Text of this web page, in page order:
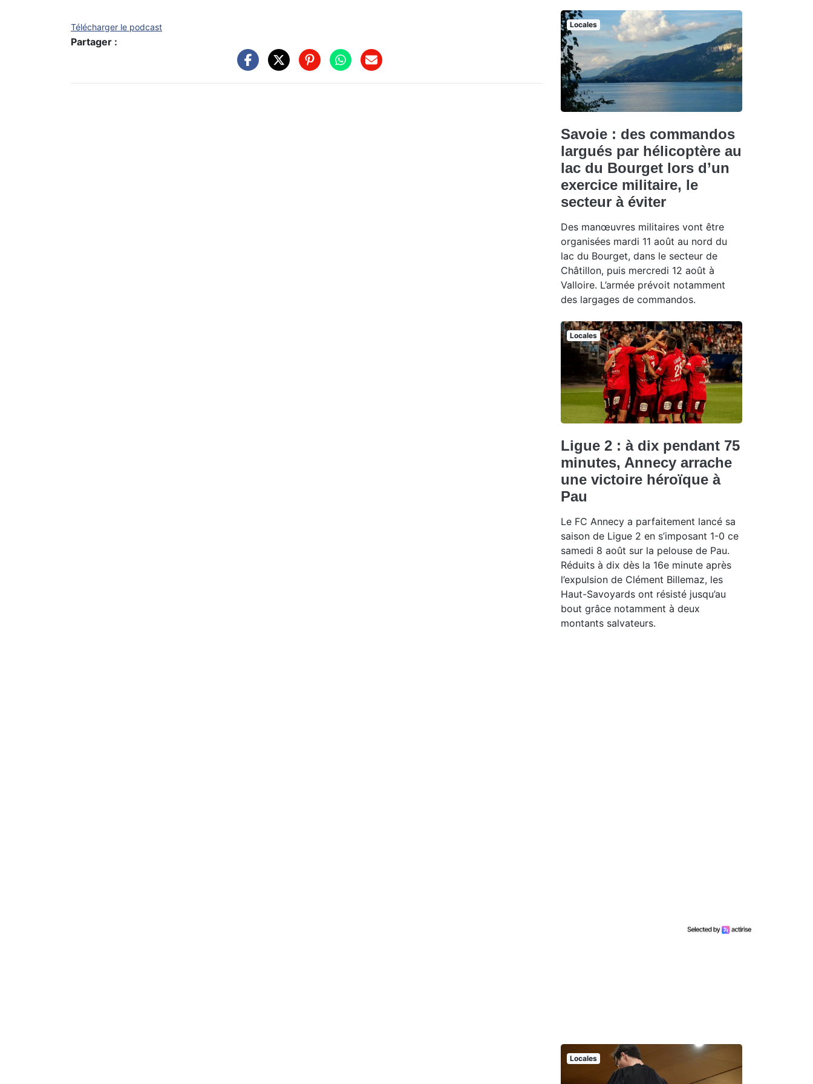
Télécharger le podcast
Partager :
Locales
Savoie : des commandos
largués par hélicoptère au
lac du Bourget lors d’un
exercice militaire, le
secteur à éviter
Des manœuvres militaires vont être
organisées mardi 11 août au nord du
lac du Bourget, dans le secteur de
Châtillon, puis mercredi 12 août à
Valloire. L’armée prévoit notamment
des largages de commandos.
Locales
Ligue 2 : à dix pendant 75
minutes, Annecy arrache
une victoire héroïque à
Pau
Le FC Annecy a parfaitement lancé sa
saison de Ligue 2 en s’imposant 1-0 ce
samedi 8 août sur la pelouse de Pau.
Réduits à dix dès la 16e minute après
l’expulsion de Clément Billemaz, les
Haut-Savoyards ont résisté jusqu’au
bout grâce notamment à deux
montants salvateurs.
Locales